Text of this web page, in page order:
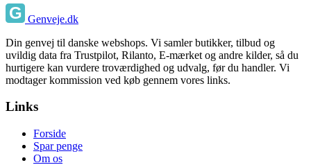
Genveje.dk
Din genvej til danske webshops. Vi samler butikker, tilbud og
uvildig data fra Trustpilot, Rilanto, E-mærket og andre kilder, så du
hurtigere kan vurdere troværdighed og udvalg, før du handler. Vi
modtager kommission ved køb gennem vores links.
Links
Forside
Spar penge
Om os